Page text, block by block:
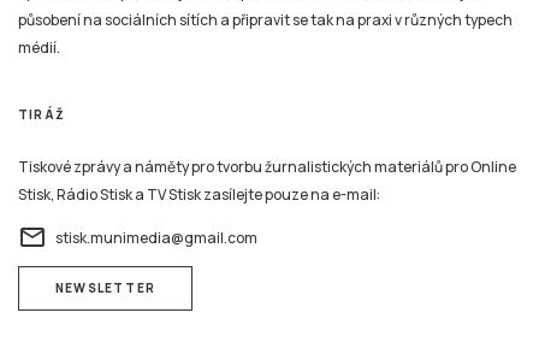
působení na sociálních sítích a připravit se tak na praxi v různých typech
médií.
TIRÁŽ
Tiskové zprávy a náměty pro tvorbu žurnalistických materiálů pro Online
Stisk, Rádio Stisk a TV Stisk zasílejte pouze na e-mail:
email stisk.munimedia@gmail.com
NEWSLETTER